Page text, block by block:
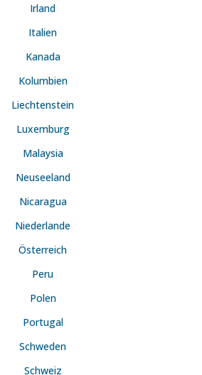
Irland
Italien
Kanada
Kolumbien
Liechtenstein
Luxemburg
Malaysia
Neuseeland
Nicaragua
Niederlande
Österreich
Peru
Polen
Portugal
Schweden
Schweiz